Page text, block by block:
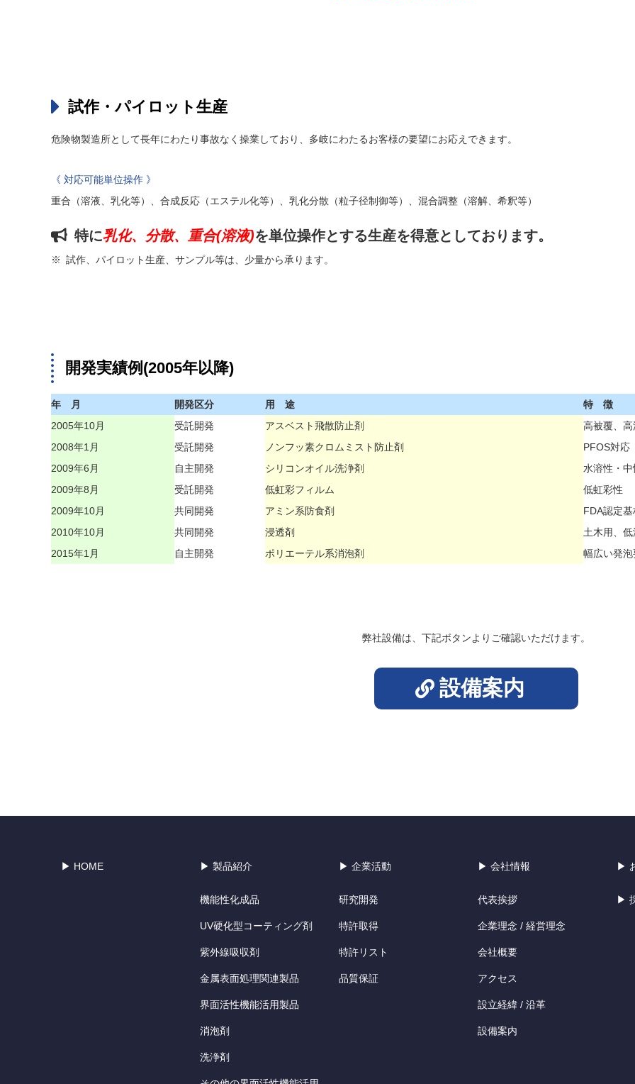
試作・パイロット生産
危険物製造所として長年にわたり事故なく操業しており、多岐にわたるお客様の要望にお応えできます。
《 対応可能単位操作 》
重合（溶液、乳化等）、合成反応（エステル化等）、乳化分散（粒子径制御等）、混合調整（溶解、希釈等）
特に乳化、分散、重合(溶液)を単位操作とする生産を得意としております。
※ 試作、パイロット生産、サンプル等は、少量から承ります。
開発実績例(2005年以降)
年 月 開発区分 用 途
特 徴
2005年10月
受託開発 アスベスト飛散防止剤
高被覆、
2008年1月
受託開発 ノンフッ素クロムミスト防止剤
PFOS対応
2009年6月
自主開発 シリコンオイル洗浄剤
水溶性・中
2009年8月
受託開発 低虹彩フィルム
低虹彩性
2009年10月
共同開発 アミン系防食剤
FDA認定
2010年10月
共同開発 浸透剤
土木用、低
2015年1月
自主開発 ポリエーテル系消泡剤 幅広い発
弊社設備は、下記ボタンよりご確認いただけます。
設備案内
▶ HOME ▶ 製品紹介
機能性化成品
UV硬化型コーティング剤
紫外線吸収剤
金属表面処理関連製品
界面活性機能活用製品
消泡剤
洗浄剤
▶ 企業活動
研究開発
特許取得
特許リスト
品質保証
▶ 会社情報
代表挨拶
企業理念 / 経営理念
会社概要
アクセス
設立経緯 / 沿革
設備案内
▶
▶